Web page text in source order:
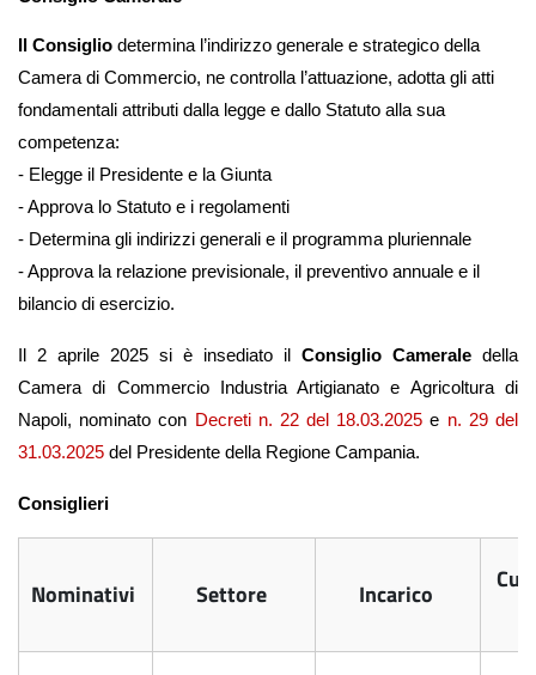
Il Consiglio determina l’indirizzo generale e strategico della
Camera di Commercio, ne controlla l’attuazione, adotta gli atti
fondamentali attributi dalla legge e dallo Statuto alla sua
competenza:
- Elegge il Presidente e la Giunta
- Approva lo Statuto e i regolamenti
- Determina gli indirizzi generali e il programma pluriennale
- Approva la relazione previsionale, il preventivo annuale e il
bilancio di esercizio.
Il 2 aprile 2025 si è insediato il Consiglio Camerale della
Camera di Commercio Industria Artigianato e Agricoltura di
Napoli, nominato con Decreti n. 22 del 18.03.2025 e n. 29 del
31.03.2025 del Presidente della Regione Campania.
Consiglieri
Nominativi Settore Incarico